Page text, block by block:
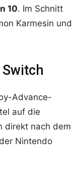
10. Im Schnitt
Karmesin und
Advance-
auf die
direkt nach dem
Nintendo